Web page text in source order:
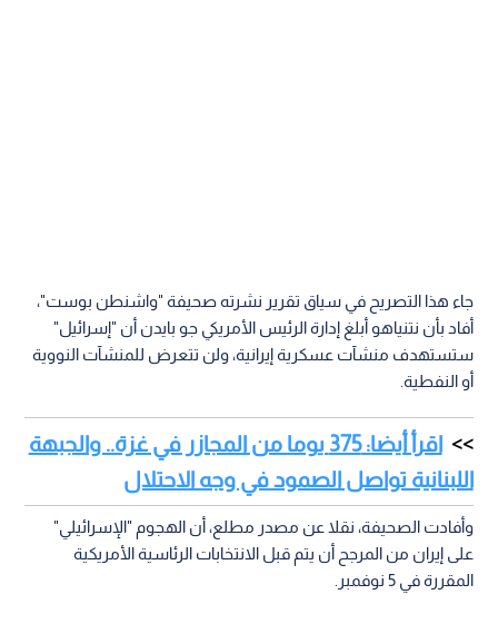
جاء هذا التصريح في سياق تقرير نشرته صحيفة "واشنطن بوست"،
أفاد بأن نتنياهو أبلغ إدارة الرئيس الأمريكي جو بايدن أن "إسرائيل"
ستستهدف منشآت عسكرية إيرانية، ولن تتعرض للمنشآت النووية
أو النفطية.
اقرأ أيضا: 375 يوما من المجازر في غزة.. والجبهة
اللبنانية تواصل الصمود في وجه الاحتلال
وأفادت الصحيفة، نقلا عن مصدر مطلع، أن الهجوم "الإسرائيلي"
على إيران من المرجح أن يتم قبل الانتخابات الرئاسية الأمريكية
المقررة في 5 نوفمبر.